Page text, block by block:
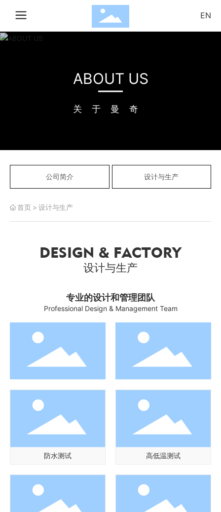
EN
搜索
确 取
ABOUT US
关于曼奇
公司简介 设计与生产
首页 设计与生产
DESIGN & FACTORY
设计与生产
专业的设计和管理团队
Professional Design & Management Team
防水测试 高低温测试